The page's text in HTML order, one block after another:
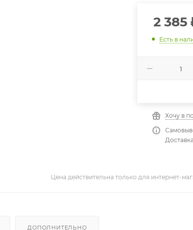
2 385
Есть в
Хочу в
Цена действительна только для интернет-
ДОПОЛНИТЕЛЬНО